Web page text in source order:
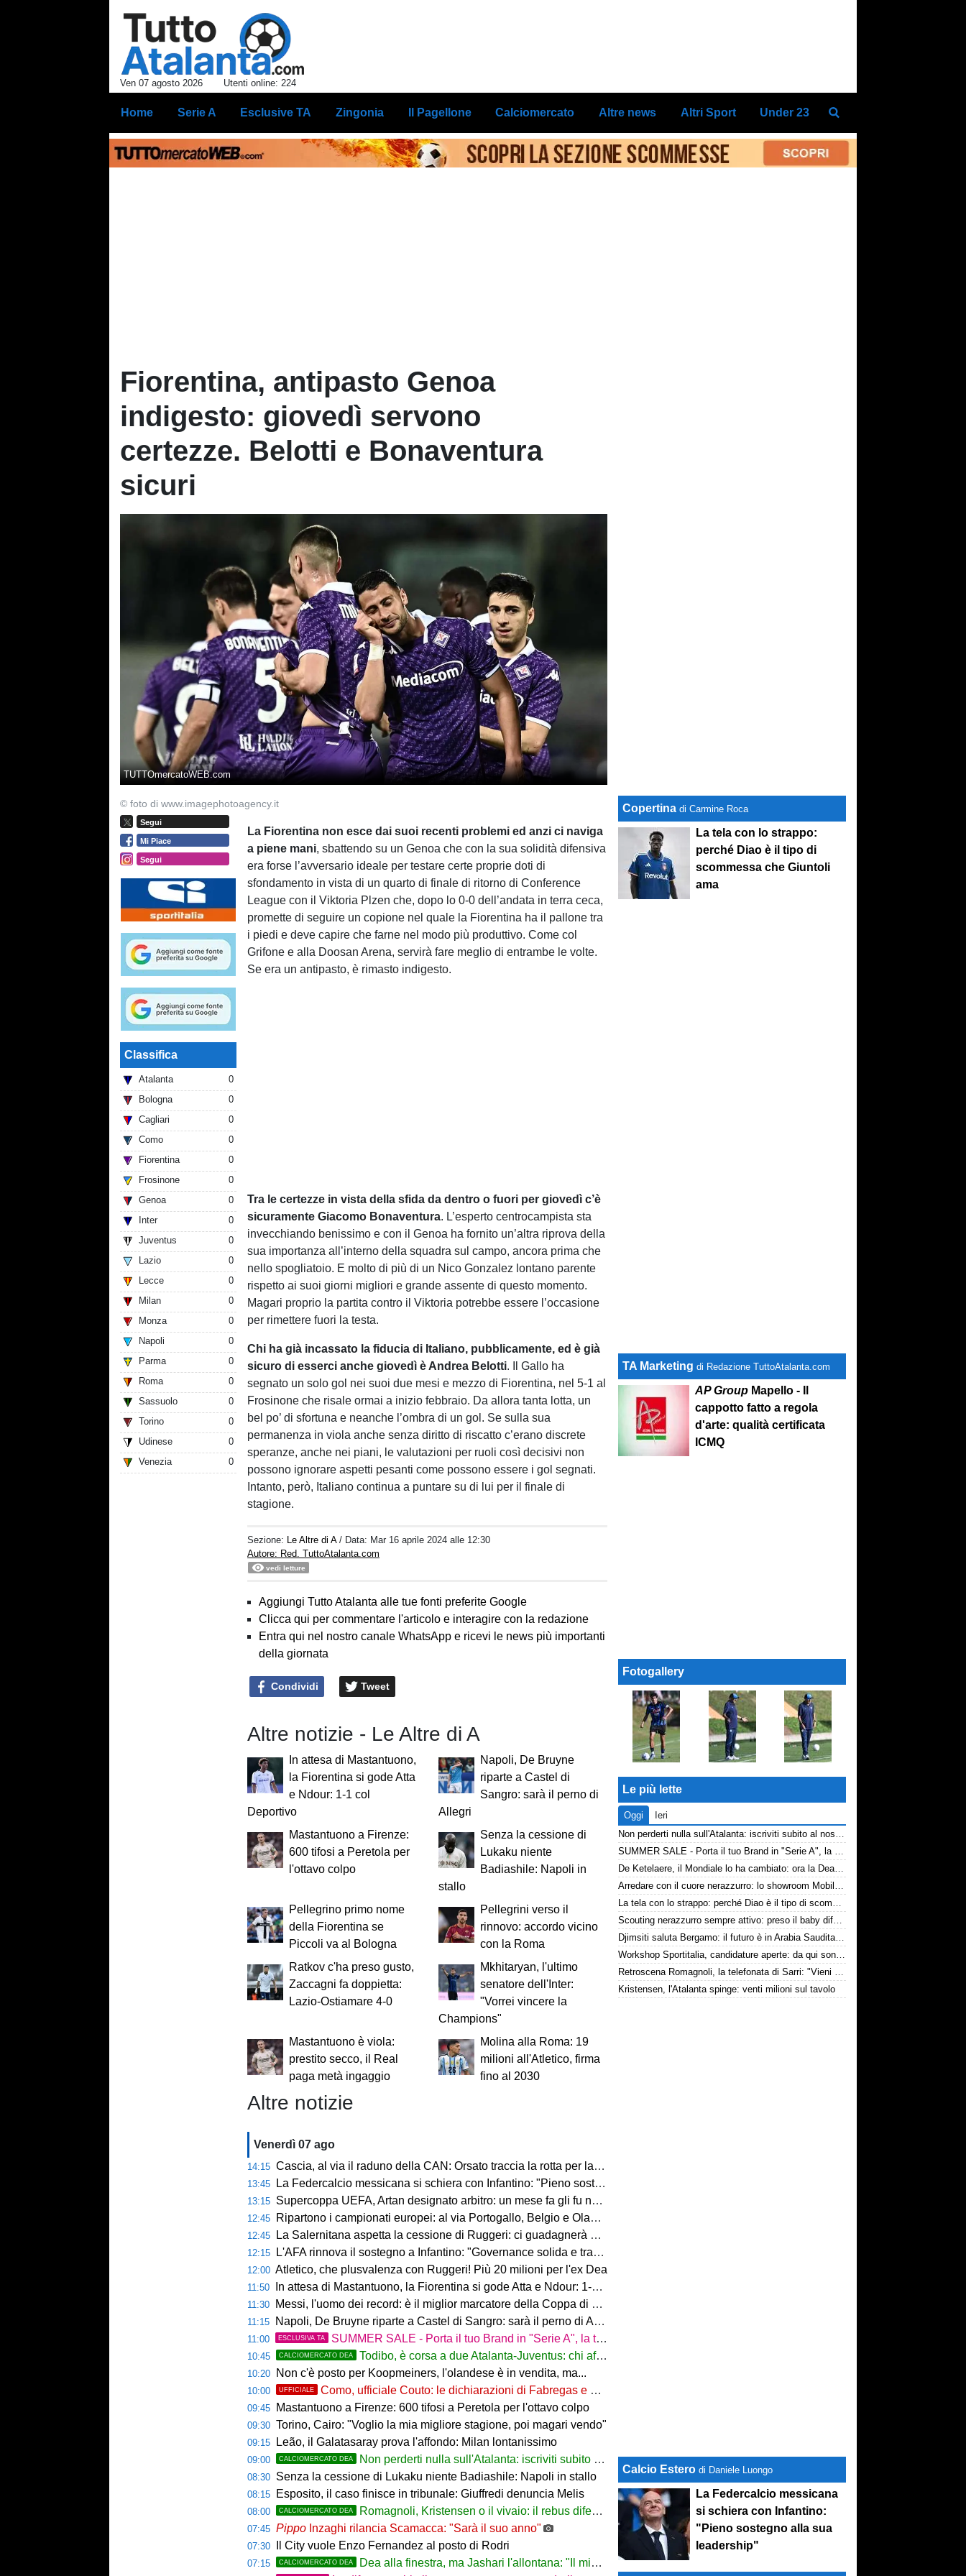
Ven 07 agosto 2026 Utenti online: 224
Home Serie A Esclusive TA Zingonia Il Pagellone Calciomercato Altre news Altri Sport Under 23
Fiorentina, antipasto Genoa
indigesto: giovedì servono
certezze. Belotti e Bonaventura
sicuri
TUTTOmercatoWEB.com
© foto di www.imagephotoagency.it
Segui
Mi Piace
Segui
Classifica
Atalanta
0
Bologna
0
Cagliari
0
Como
0
Fiorentina
0
Frosinone
0
Genoa
0
Inter
0
Juventus
0
Lazio
0
Lecce
0
Milan
0
Monza
0
Napoli
0
Parma
0
Roma
0
Sassuolo
0
Torino
0
Udinese
0
Venezia
0
La Fiorentina non esce dai suoi recenti problemi ed anzi ci naviga
a piene mani, sbattendo su un Genoa che con la sua solidità difensiva
era forse l’avversario ideale per testare certe proprie doti di
sfondamento in vista di un quarto di finale di ritorno di Conference
League con il Viktoria Plzen che, dopo lo 0-0 dell’andata in terra ceca,
promette di seguire un copione nel quale la Fiorentina ha il pallone tra
i piedi e deve capire che farne nel modo più produttivo. Come col
Grifone e alla Doosan Arena, servirà fare meglio di entrambe le volte.
Se era un antipasto, è rimasto indigesto.
Tra le certezze in vista della sfida da dentro o fuori per giovedì c’è
sicuramente Giacomo Bonaventura. L’esperto centrocampista sta
invecchiando benissimo e con il Genoa ha fornito un’altra riprova della
sua importanza all’interno della squadra sul campo, ancora prima che
nello spogliatoio. E molto di più di un Nico Gonzalez lontano parente
rispetto ai suoi giorni migliori e grande assente di questo momento.
Magari proprio la partita contro il Viktoria potrebbe essere l’occasione
per rimettere fuori la testa.
Chi ha già incassato la fiducia di Italiano, pubblicamente, ed è già
sicuro di esserci anche giovedì è Andrea Belotti. Il Gallo ha
segnato un solo gol nei suoi due mesi e mezzo di Fiorentina, nel 5-1 al
Frosinone che risale ormai a inizio febbraio. Da allora tanta lotta, un
bel po’ di sfortuna e neanche l’ombra di un gol. Se sulla sua
permanenza in viola anche senza diritto di riscatto c’erano discrete
speranze, anche nei piani, le valutazioni per ruoli così decisivi non
possono ignorare aspetti pesanti come possono essere i gol segnati.
Intanto, però, Italiano continua a puntare su di lui per il finale di
stagione.
Sezione: Le Altre di A/ Data: Mar 16 aprile 2024 alle 12:30
Autore: Red. TuttoAtalanta.com
vedi letture
Aggiungi Tutto Atalanta alle tue fonti preferite Google
Clicca qui per commentare l'articolo e interagire con la redazione
Entra qui nel nostro canale WhatsApp e ricevi le news più importanti
della giornata
Condividi Tweet
Altre notizie - Le Altre di A
In attesa di Mastantuono,
la Fiorentina si gode Atta
e Ndour: 1-1 col
Deportivo
Napoli, De Bruyne
riparte a Castel di
Sangro: sarà il perno di
Allegri
Mastantuono a Firenze:
600 tifosi a Peretola per
l'ottavo colpo
Senza la cessione di
Lukaku niente
Badiashile: Napoli in
stallo
Pellegrino primo nome
della Fiorentina se
Piccoli va al Bologna
Pellegrini verso il
rinnovo: accordo vicino
con la Roma
Ratkov c'ha preso gusto,
Zaccagni fa doppietta:
Lazio-Ostiamare 4-0
Mkhitaryan, l'ultimo
senatore dell'Inter:
"Vorrei vincere la
Champions"
Mastantuono è viola:
prestito secco, il Real
paga metà ingaggio
Molina alla Roma: 19
milioni all'Atletico, firma
fino al 2030
Altre notizie
Venerdì 07 ago
14:15 Cascia, al via il raduno della CAN: Orsato traccia la rotta per la nuova stagione
13:45 La Federcalcio messicana si schiera con Infantino: "Pieno sostegno alla sua leadership"
13:15 Supercoppa UEFA, Artan designato arbitro: un mese fa gli fu negato l'ingresso negli Stati Uniti
12:45 Ripartono i campionati europei: al via Portogallo, Belgio e Olanda
12:45 La Salernitana aspetta la cessione di Ruggeri: ci guadagnerà qualcosa
12:15 L'AFA rinnova il sostegno a Infantino: "Governance solida e trasparente"
12:00 Atletico, che plusvalenza con Ruggeri! Più 20 milioni per l'ex Dea
11:50 In attesa di Mastantuono, la Fiorentina si gode Atta e Ndour: 1-1 col Deportivo
11:30 Messi, l'uomo dei record: è il miglior marcatore della Coppa di Lega
11:15 Napoli, De Bruyne riparte a Castel di Sangro: sarà il perno di Allegri
11:00 ESCLUSIVA TA SUMMER SALE - Porta il tuo Brand in "Serie A", la tua azienda e professione titolare nel cuore dell'Atalanta
10:45 CALCIOMERCATO DEA Todibo, è corsa a due Atalanta-Juventus: chi affonderà il colpo?
10:20 Non c'è posto per Koopmeiners, l'olandese è in vendita, ma...
10:00 UFFICIALE Como, ufficiale Couto: le dichiarazioni di Fabregas e del brasiliano
09:45 Mastantuono a Firenze: 600 tifosi a Peretola per l'ottavo colpo
09:30 Torino, Cairo: "Voglio la mia migliore stagione, poi magari vendo"
09:15 Leão, il Galatasaray prova l'affondo: Milan lontanissimo
09:00 CALCIOMERCATO DEA Non perderti nulla sull'Atalanta: iscriviti subito al nostro canale WhatsApp!
08:30 Senza la cessione di Lukaku niente Badiashile: Napoli in stallo
08:15 Esposito, il caso finisce in tribunale: Giuffredi denuncia Melis
08:00 CALCIOMERCATO DEA Romagnoli, Kristensen o il vivaio: il rebus difesa dell'Atalanta
07:45 Pippo Inzaghi rilancia Scamacca: "Sarà il suo anno"
07:30 Il City vuole Enzo Fernandez al posto di Rodri
07:15 CALCIOMERCATO DEA Dea alla finestra, ma Jashari l'allontana: "Il mio cuore è sempre stato rossonero"
Copertina di Carmine Roca
La tela con lo strappo:
perché Diao è il tipo di
scommessa che Giuntoli
ama
TA Marketing di Redazione TuttoAtalanta.com
AP Group Mapello - Il
cappotto fatto a regola
d'arte: qualità certificata
ICMQ
Fotogallery
Le più lette
Oggi
Ieri
Non perderti nulla sull'Atalanta: iscriviti subito al nostro canale WhatsApp!
SUMMER SALE - Porta il tuo Brand in "Serie A", la tua azienda e professione titolare nel cuore dell'Atalanta
De Ketelaere, il Mondiale lo ha cambiato: ora la Dea riparte da lui
Arredare con il cuore nerazzurro: lo showroom Mobilmondo a Osio Sotto. Quando essere di fede atalantina conviene
La tela con lo strappo: perché Diao è il tipo di scommessa che Giuntoli ama
Scouting nerazzurro sempre attivo: preso il baby difensore 2010 Levačić
Djimsiti saluta Bergamo: il futuro è in Arabia Saudita! Tre milioni e firma biennale
Workshop Sportitalia, candidature aperte: da qui sono passate firme di Serie A
Retroscena Romagnoli, la telefonata di Sarri: "Vieni con me a Bergamo"
Kristensen, l'Atalanta spinge: venti milioni sul tavolo
Calcio Estero di Daniele Luongo
La Federcalcio messicana
si schiera con Infantino:
"Pieno sostegno alla sua
leadership"